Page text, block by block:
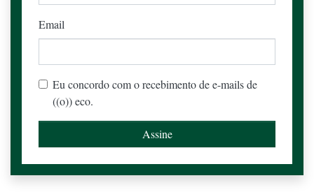
Email
Eu concordo com o recebimento de e-mails de
((o)) eco.